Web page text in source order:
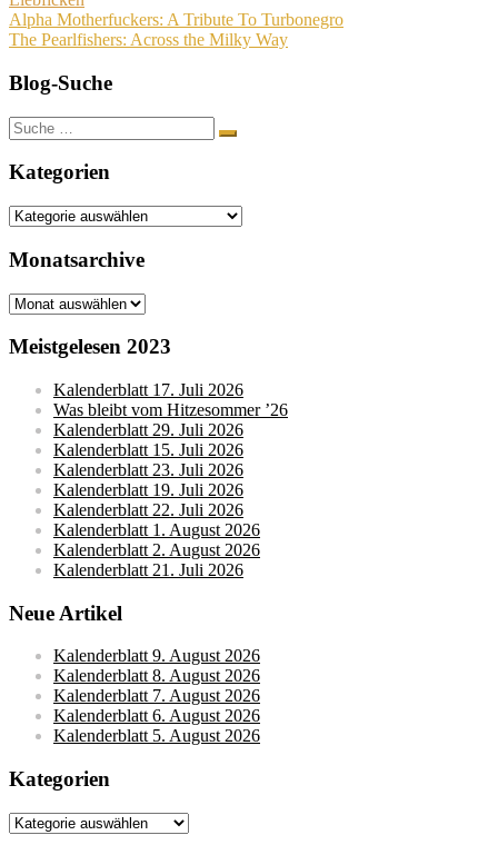
Beitragsnavigation
Alpha Motherfuckers: A Tribute To Turbonegro
The Pearlfishers: Across the Milky Way
Blog-Suche
Suche
nach:
Kategorien
Kategorien
Monatsarchive
Monatsarchive
Meistgelesen 2023
Kalenderblatt 17. Juli 2026
Was bleibt vom Hitzesommer ’26
Kalenderblatt 29. Juli 2026
Kalenderblatt 15. Juli 2026
Kalenderblatt 23. Juli 2026
Kalenderblatt 19. Juli 2026
Kalenderblatt 22. Juli 2026
Kalenderblatt 1. August 2026
Kalenderblatt 2. August 2026
Kalenderblatt 21. Juli 2026
Neue Artikel
Kalenderblatt 9. August 2026
Kalenderblatt 8. August 2026
Kalenderblatt 7. August 2026
Kalenderblatt 6. August 2026
Kalenderblatt 5. August 2026
Kategorien
Kategorien